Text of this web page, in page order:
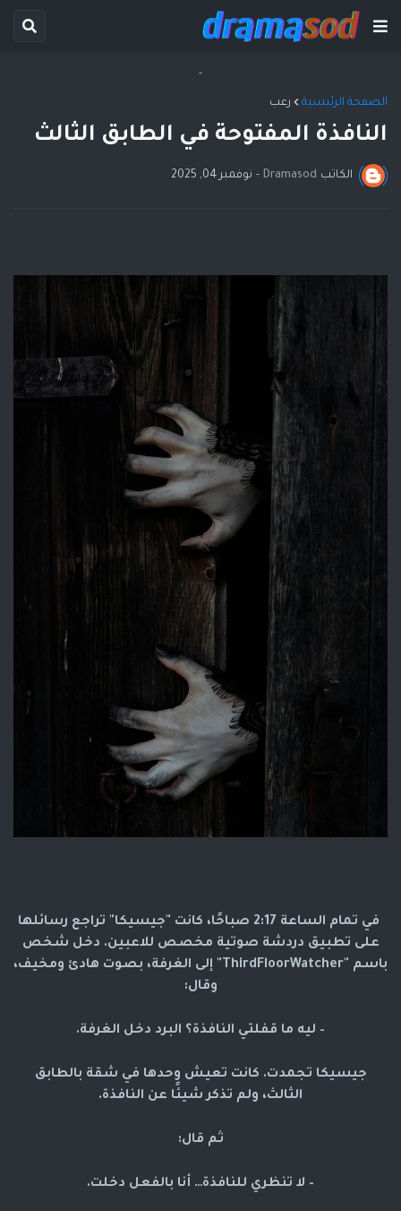
-
الصفحة الرئيسية رعب
النافذة المفتوحة في الطابق الثالث
الكاتب Dramasod
- نوفمبر 04, 2025
في تمام الساعة 2:17 صباحًا، كانت "جيسيكا" تراجع رسائلها
على تطبيق دردشة صوتية مخصص للاعبين. دخل شخص
باسم "ThirdFloorWatcher" إلى الغرفة، بصوت هادئ ومخيف،
وقال:
– ليه ما قفلتي النافذة؟ البرد دخل الغرفة.
جيسيكا تجمدت. كانت تعيش وحدها في شقة بالطابق
الثالث، ولم تذكر شيئًا عن النافذة.
ثم قال:
– لا تنظري للنافذة… أنا بالفعل دخلت.